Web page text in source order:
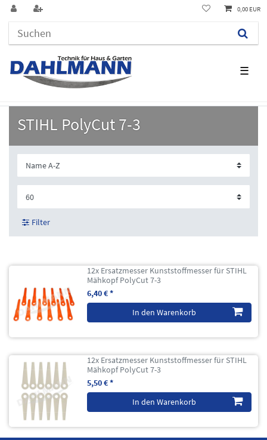
☰
0,00 EUR
STIHL PolyCut 7-3
Filter
12x Ersatzmesser Kunststoffmesser für STIHL
Mähkopf PolyCut 7-3
6,40 € *
In den Warenkorb
12x Ersatzmesser Kunststoffmesser für STIHL
Mähkopf PolyCut 7-3
5,50 € *
In den Warenkorb